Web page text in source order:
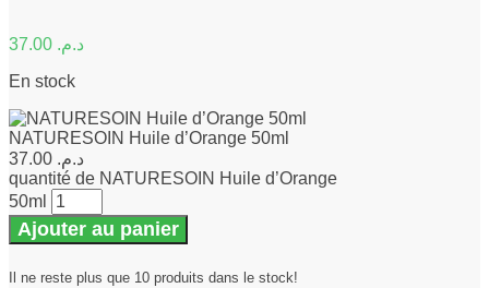
د.م.
En stock
NATURESOIN Huile d’Orange 50ml
د.م.
quantité de NATURESOIN Huile d’Orange
50ml
Ajouter au panier
Il ne reste plus que 10 produits dans le stock!